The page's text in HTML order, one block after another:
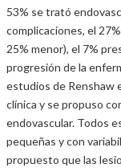
53% se trató
complicaciones, el
25% menor), el 7%
progresión de la
estudios de Renshaw
clínica y se propuso
endovascular. Todos
pequeñas y con
propuesto que las